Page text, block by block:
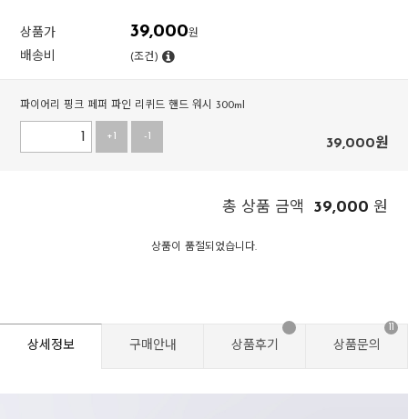
상품가 39,000원
배송비 (조건)
파이어리 핑크 페퍼 파인 리퀴드 핸드 워시 300ml
+1 -1 39,000원
총 상품 금액 39,000 원
상품이 품절되었습니다.
상세정보 구매안내 상품후기 상품문의